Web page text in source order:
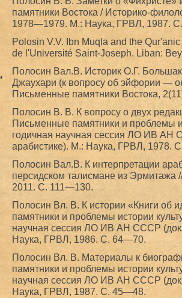
памятники Востока / Историко-
1978—1979. М.: Наука, ГРВЛ, 1987.
Polosin V.V. Ibn Muqla and the
de l'Université Saint-Joseph. Liban:
Полосин Вал.В. Историк О.Г.
Джаухари (к вопросу об эйфории —
Письменные памятники Востока,
Полосин В. В. К вопросу о двух
Письменные памятники и проблемы
годичная научная сессия ЛО ИВ АН
арабистике). М.: Наука, ГРВЛ, 1978.
Полосин Вал.В. К интерпретации
персидском талисмане из Эрмитажа
2011. С. 111—130.
Полосин Вл. В. К истории «Книги об
памятники и проблемы истории
научная сессия ЛО ИВ АН СССР
Наука, ГРВЛ, 1986. С. 64—70.
Полосин Вл. В. Материалы к
памятники и проблемы истории
научная сессия ЛО ИВ АН СССР
Наука, ГРВЛ, 1987. С. 45—48.